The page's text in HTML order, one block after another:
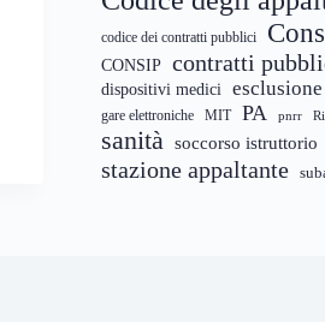
codice dei contratti pubblici
CONSIP contratti
dispositivi medici
gare elettroniche MIT PA pnrr
sanità soccorso istruttorio
stazione appaltante